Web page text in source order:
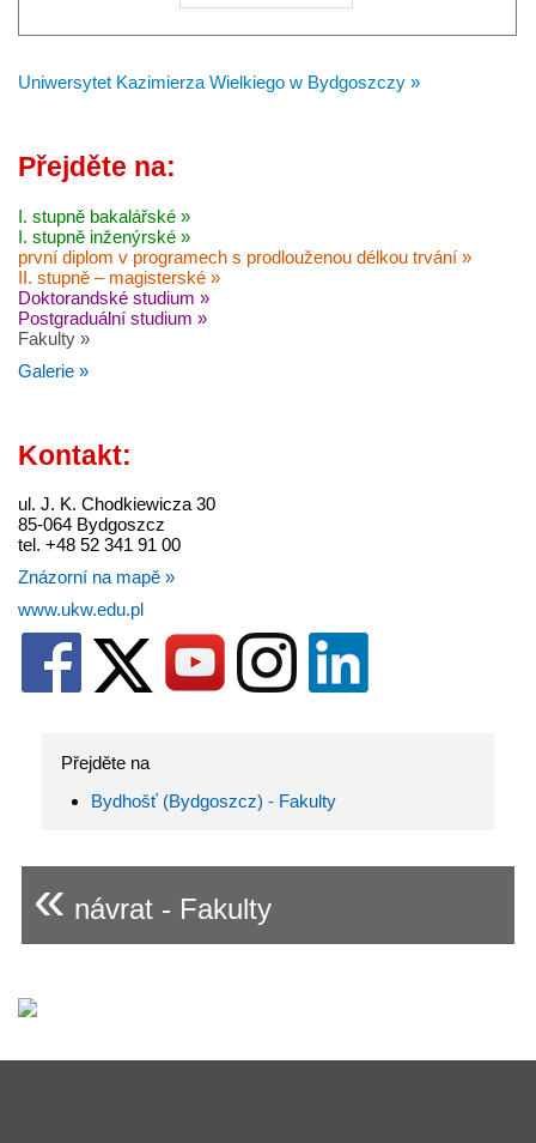
Uniwersytet Kazimierza Wielkiego w Bydgoszczy »
Přejděte na:
I. stupně bakalářské »
I. stupně inženýrské »
první diplom v programech s prodlouženou délkou trvání »
II. stupně – magisterské »
Doktorandské studium »
Postgraduální studium »
Fakulty »
Galerie »
Kontakt:
ul. J. K. Chodkiewicza 30
85-064 Bydgoszcz
tel. +48 52 341 91 00
Znázorní na mapě »
www.ukw.edu.pl
Přejděte na
Bydhošť (Bydgoszcz) - Fakulty
« návrat - Fakulty